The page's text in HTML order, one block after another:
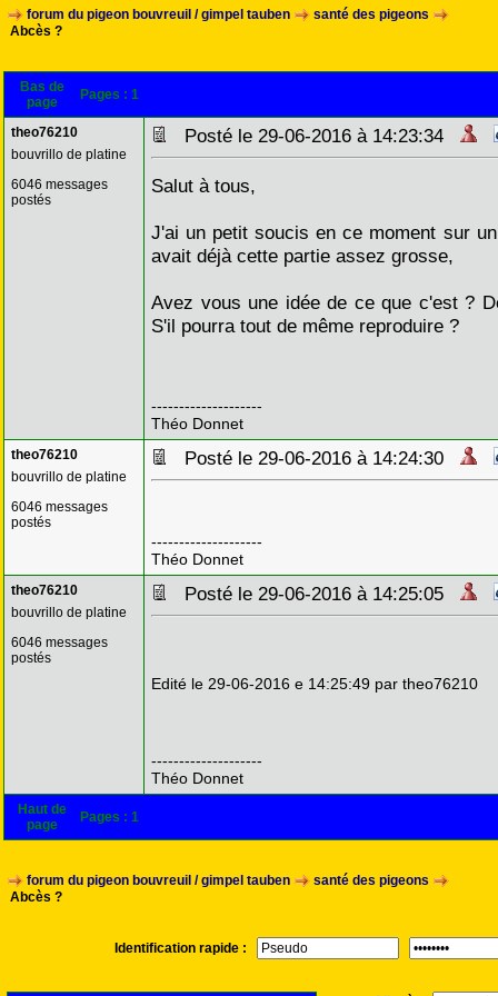
forum du pigeon bouvreuil / gimpel tauben
santé des pigeons
Abcès ?
Bas de
page
Pages : 1
theo76210
bouvrillo de platine
6046 messages
postés
Posté le 29-06-2016 à 14:23:34
Salut à tous,
J'ai un petit soucis en ce moment sur
avait déjà cette partie assez grosse,
Avez vous une idée de ce que c'est ?
S'il pourra tout de même reproduire ?
--------------------
Théo Donnet
theo76210
bouvrillo de platine
6046 messages
postés
Posté le 29-06-2016 à 14:24:30
--------------------
Théo Donnet
theo76210
bouvrillo de platine
6046 messages
postés
Posté le 29-06-2016 à 14:25:05
Edité le 29-06-2016 e 14:25:49 par theo76210
--------------------
Théo Donnet
Haut de
page
Pages : 1
forum du pigeon bouvreuil / gimpel tauben
santé des pigeons
Abcès ?
Identification rapide :